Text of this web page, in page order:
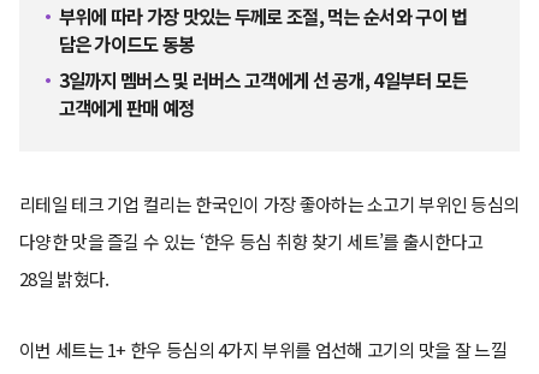
부위에 따라 가장 맛있는 두께로 조절, 먹는 순서와 구이 법
담은 가이드도 동봉
3일까지 멤버스 및 러버스 고객에게 선 공개, 4일부터 모든
고객에게 판매 예정
리테일 테크 기업 컬리는 한국인이 가장 좋아하는 소고기 부위인 등심의
다양한 맛을 즐길 수 있는 ‘한우 등심 취향 찾기 세트’를 출시한다고
28일 밝혔다.
이번 세트는 1+ 한우 등심의 4가지 부위를 엄선해 고기의 맛을 잘 느낄